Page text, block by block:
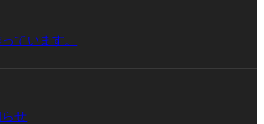
ています。
せ